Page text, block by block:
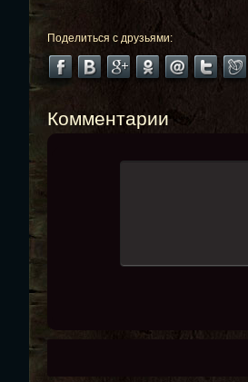
Поделиться с друзьями:
Комментарии